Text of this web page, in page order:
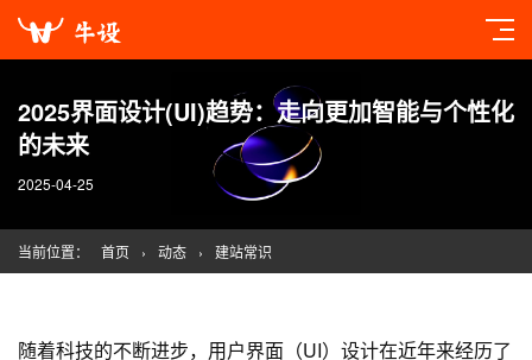
2025界面设计(UI)趋势：走向更加智能与个性化
的未来
2025-04-25
当前位置： 首页 › 动态 › 建站常识
随着科技的不断进步，用户界面（UI）设计在近年来经历了